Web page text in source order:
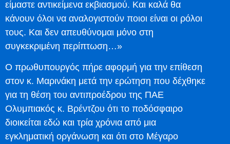
είμαστε αντικείμενα εκβιασμού. Και καλά θα
κάνουν όλοι να αναλογιστούν ποιοι είναι οι ρόλοι
τους. Και δεν απευθύνομαι μόνο στη
συγκεκριμένη περίπτωση…»
Ο πρωθυπουργός πήρε αφορμή για την επίθεση
στον κ. Μαρινάκη μετά την ερώτηση που δέχθηκε
για τη θέση του αντιπροέδρου της ΠΑΕ
Ολυμπιακός κ. Βρέντζου ότι το ποδόσφαιρο
διοικείται εδώ και τρία χρόνια από μια
εγκληματική οργάνωση και ότι στο Μέγαρο